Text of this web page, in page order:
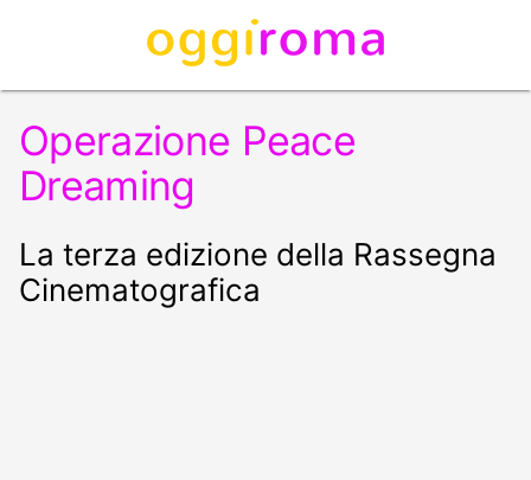
Operazione Peace
Dreaming
La terza edizione della Rassegna
Cinematografica